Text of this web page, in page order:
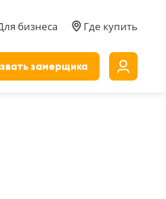
замерщика
бизнеса Где купить
до